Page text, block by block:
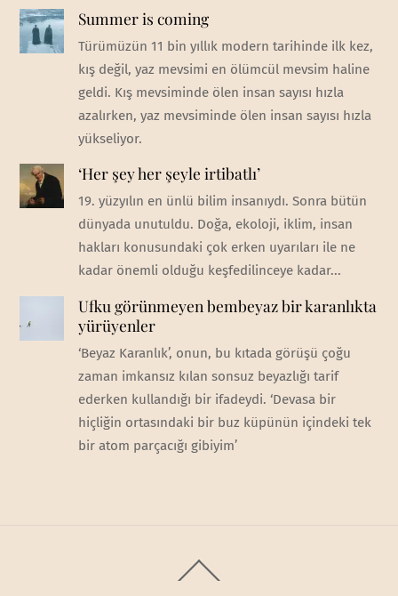
Summer is coming
Türümüzün 11 bin yıllık modern tarihinde ilk kez,
kış değil, yaz mevsimi en ölümcül mevsim haline
geldi. Kış mevsiminde ölen insan sayısı hızla
azalırken, yaz mevsiminde ölen insan sayısı hızla
yükseliyor.
‘Her şey her şeyle irtibatlı’
19. yüzyılın en ünlü bilim insanıydı. Sonra bütün
dünyada unutuldu. Doğa, ekoloji, iklim, insan
hakları konusundaki çok erken uyarıları ile ne
kadar önemli olduğu keşfedilinceye kadar...
Ufku görünmeyen bembeyaz bir karanlıkta
yürüyenler
‘Beyaz Karanlık’, onun, bu kıtada görüşü çoğu
zaman imkansız kılan sonsuz beyazlığı tarif
ederken kullandığı bir ifadeydi. ‘Devasa bir
hiçliğin ortasındaki bir buz küpünün içindeki tek
bir atom parçacığı gibiyim’
To